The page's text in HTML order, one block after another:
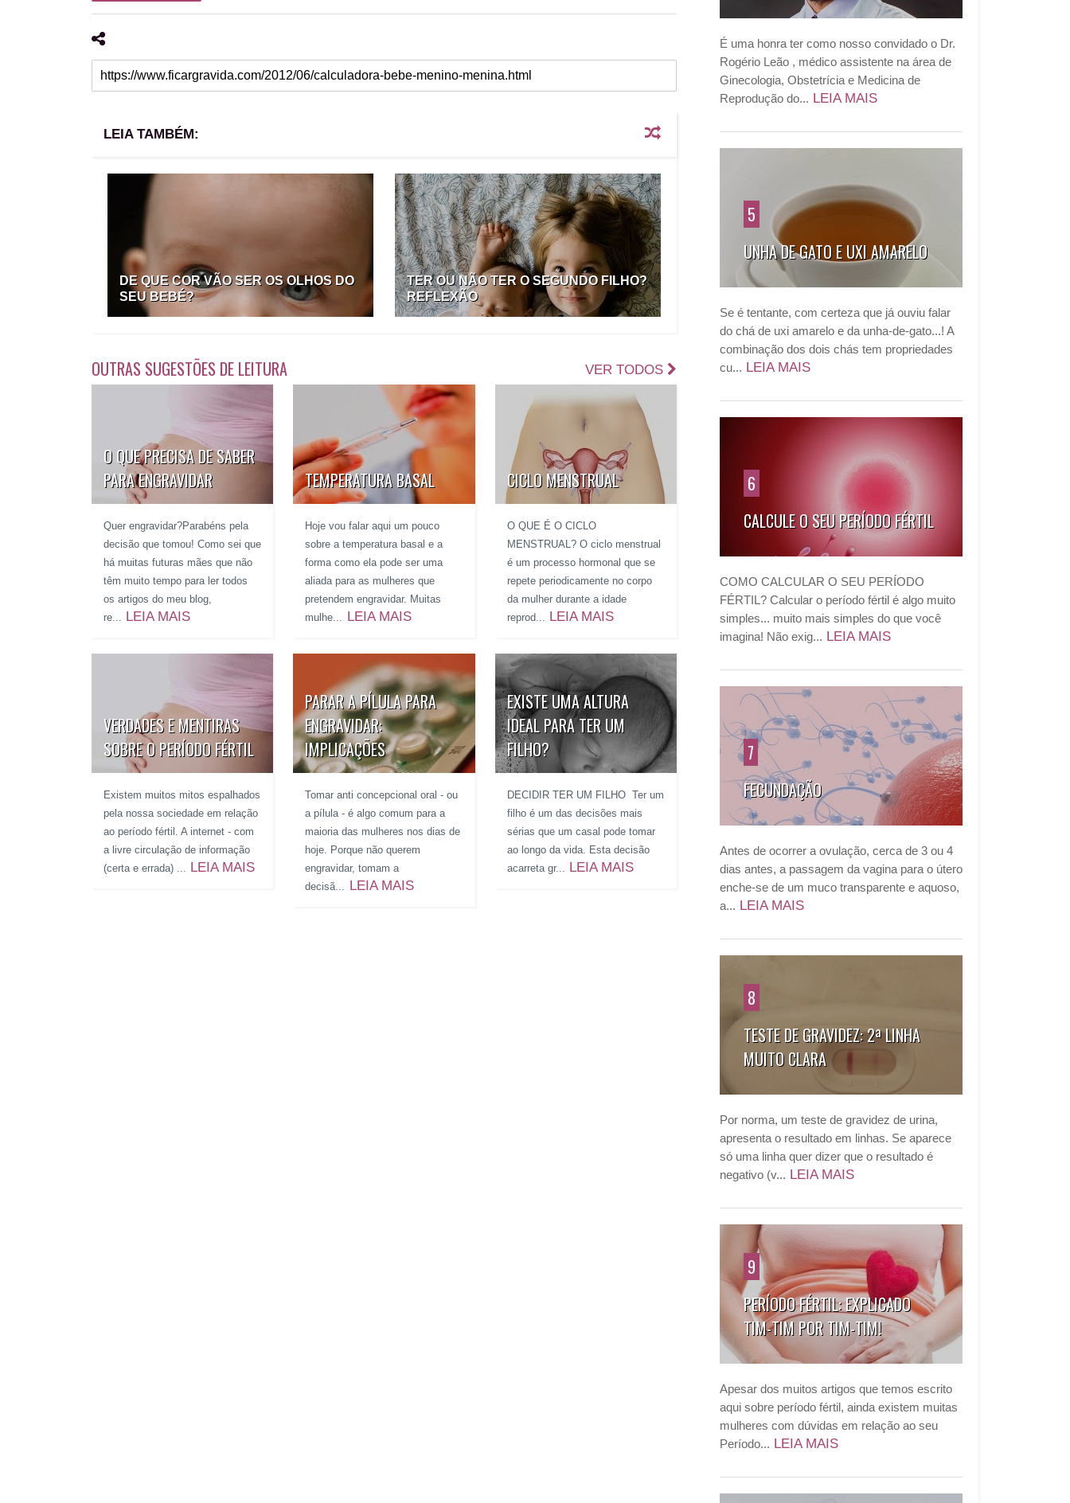
LEIA TAMBÉM:
DE QUE COR VÃO SER OS OLHOS DO
SEU BEBÉ?
TER OU NÃO TER O SEGUNDO FILHO?
REFLEXÃO
OUTRAS SUGESTÕES DE LEITURA VER TODOS
O QUE PRECISA DE SABER
PARA ENGRAVIDAR
Quer engravidar?Parabéns pela
decisão que tomou! Como sei que
há muitas futuras mães que não
têm muito tempo para ler todos
os artigos do meu blog,
re... LEIA MAIS
TEMPERATURA BASAL
Hoje vou falar aqui um pouco
sobre a temperatura basal e a
forma como ela pode ser uma
aliada para as mulheres que
pretendem engravidar. Muitas
mulhe... LEIA MAIS
CICLO MENSTRUAL
O QUE É O CICLO
MENSTRUAL? O ciclo menstrual
é um processo hormonal que se
repete periodicamente no corpo
da mulher durante a idade
reprod... LEIA MAIS
VERDADES E MENTIRAS
SOBRE O PERÍODO FÉRTIL
Existem muitos mitos espalhados
pela nossa sociedade em relação
ao período fértil. A internet - com
a livre circulação de informação
(certa e errada) ... LEIA MAIS
PARAR A PÍLULA PARA
ENGRAVIDAR:
IMPLICAÇÕES
Tomar anti concepcional oral - ou
a pílula - é algo comum para a
maioria das mulheres nos dias de
hoje. Porque não querem
engravidar, tomam a
decisã... LEIA MAIS
EXISTE UMA ALTURA
IDEAL PARA TER UM
FILHO?
DECIDIR TER UM FILHO Ter um
filho é um das decisões mais
sérias que um casal pode tomar
ao longo da vida. Esta decisão
acarreta gr... LEIA MAIS
É uma honra ter como nosso convidado o Dr.
Rogério Leão , médico assistente na área de
Ginecologia, Obstetrícia e Medicina de
Reprodução do... LEIA MAIS
5
UNHA DE GATO E UXI AMARELO
Se é tentante, com certeza que já ouviu falar
do chá de uxi amarelo e da unha-de-gato...! A
combinação dos dois chás tem propriedades
cu... LEIA MAIS
6
CALCULE O SEU PERÍODO FÉRTIL
COMO CALCULAR O SEU PERÍODO
FÉRTIL? Calcular o período fértil é algo muito
simples... muito mais simples do que você
imagina! Não exig... LEIA MAIS
7
FECUNDAÇÃO
Antes de ocorrer a ovulação, cerca de 3 ou 4
dias antes, a passagem da vagina para o útero
enche-se de um muco transparente e aquoso,
a... LEIA MAIS
8
TESTE DE GRAVIDEZ: 2ª LINHA
MUITO CLARA
Por norma, um teste de gravidez de urina,
apresenta o resultado em linhas. Se aparece
só uma linha quer dizer que o resultado é
negativo (v... LEIA MAIS
9
PERÍODO FÉRTIL: EXPLICADO
TIM-TIM POR TIM-TIM!
Apesar dos muitos artigos que temos escrito
aqui sobre período fértil, ainda existem muitas
mulheres com dúvidas em relação ao seu
Período... LEIA MAIS